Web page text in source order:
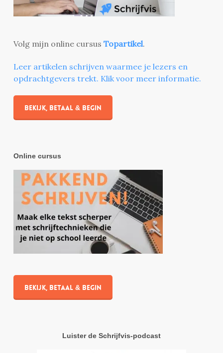
Volg mijn online cursus Topartikel.
Leer artikelen schrijven waarmee je lezers en
opdrachtgevers trekt. Klik voor meer informatie.
Bekijk, betaal & begin
Online cursus
Bekijk, betaal & begin
Luister de Schrijfvis-podcast